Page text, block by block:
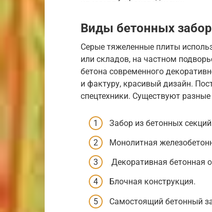
Виды бетонных
Серые тяжеленные плиты
или складов, на частном
бетона современного
и фактуру, красивый дизайн.
спецтехники. Существуют
Забор из бетонных
Монолитная
Декоративная бетонная
Блочная конструкция.
Самостоящий бетонный